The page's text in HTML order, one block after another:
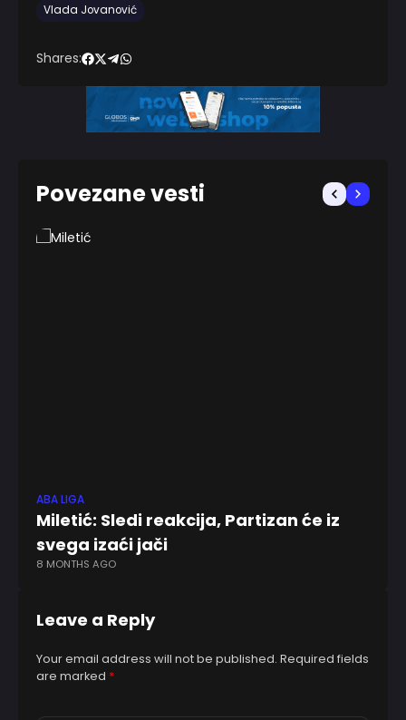
Vlada Jovanović
Shares:
Povezane vesti
ABA LIGA
Miletić: Sledi reakcija, Partizan će iz
svega izaći jači
8 MONTHS AGO
Leave a Reply
Your email address will not be published. Required fields
are marked *